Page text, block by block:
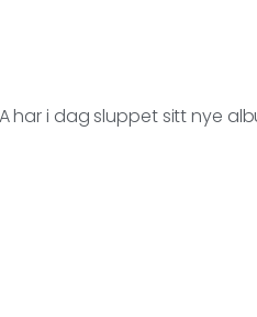
har i dag sluppet sitt nye